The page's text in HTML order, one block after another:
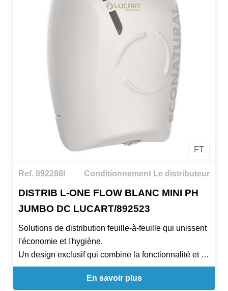
FT
Ref. 892288I Conditionnement Le distributeur
DISTRIB L-ONE FLOW BLANC MINI PH
JUMBO DC LUCART/892523
Solutions de distribution feuille-à-feuille qui unissent
l'économie et l'hygiène.
Un design exclusif qui combine la fonctionnalité et le
style.
Papiers certifiés écologiques qui associent à la
En savoir plus